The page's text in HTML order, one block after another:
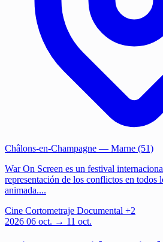
Châlons-en-Champagne — Marne (51)
War On Screen es un festival
representación de los conflictos en todos
animada....
Cine Cortometraje Documental +2
2026 06 oct. → 11 oct.